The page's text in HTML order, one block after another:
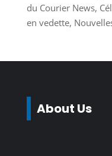
du Courier News,
en vedette,
About Us